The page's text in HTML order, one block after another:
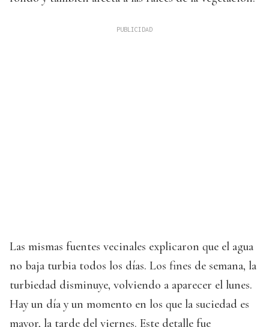
Las mismas fuentes vecinales explicaron que el agua
no baja turbia todos los días. Los fines de semana, la
turbiedad disminuye, volviendo a aparecer el lunes.
Hay un día y un momento en los que la suciedad es
mayor, la tarde del viernes. Este detalle fue